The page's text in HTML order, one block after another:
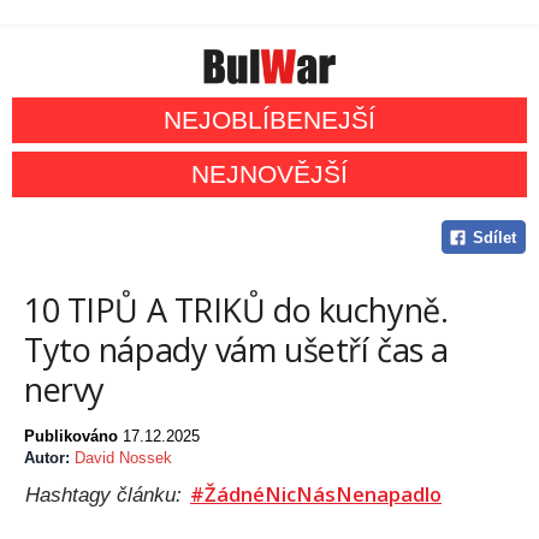
NEJOBLÍBENEJŠÍ
NEJNOVĚJŠÍ
Sdílet
10 TIPŮ A TRIKŮ do kuchyně.
Tyto nápady vám ušetří čas a
nervy
Publikováno 17.12.2025
Autor: David Nossek
Hashtagy článku: #ŽádnéNicNásNenapadlo